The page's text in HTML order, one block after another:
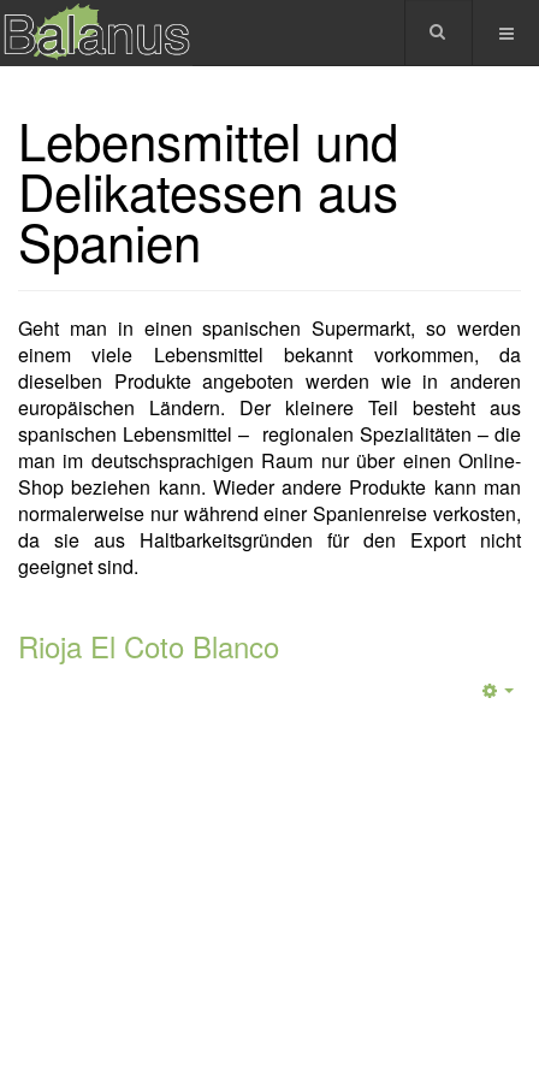
Lebensmittel und
Delikatessen aus
Spanien
Geht man in einen spanischen Supermarkt, so werden
einem viele Lebensmittel bekannt vorkommen, da
dieselben Produkte angeboten werden wie in anderen
europäischen Ländern. Der kleinere Teil besteht aus
spanischen Lebensmittel – regionalen Spezialitäten – die
man im deutschsprachigen Raum nur über einen Online-
Shop beziehen kann. Wieder andere Produkte kann man
normalerweise nur während einer Spanienreise verkosten,
da sie aus Haltbarkeitsgründen für den Export nicht
geeignet sind.
Rioja El Coto Blanco